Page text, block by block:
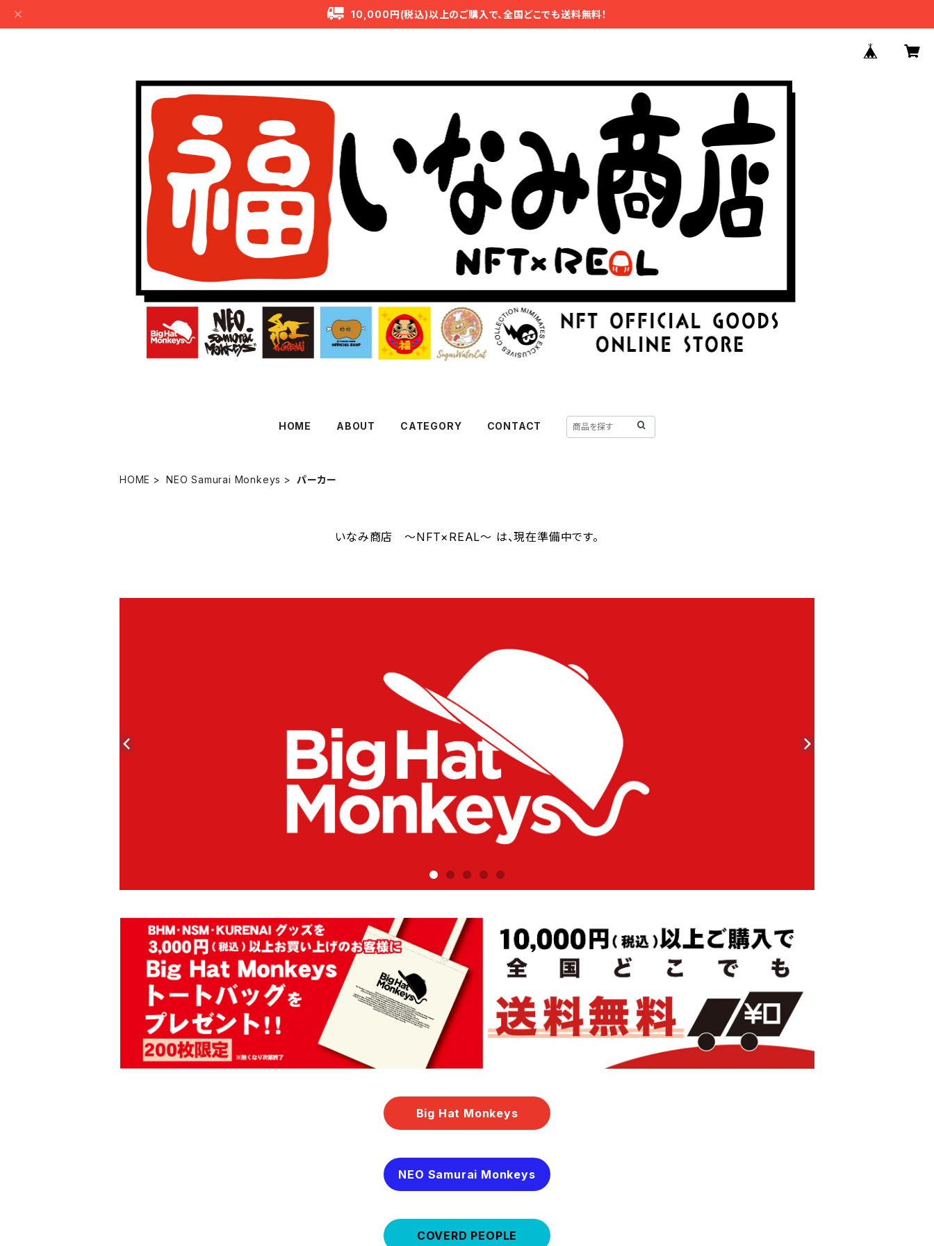
10,000円(税込)以上のご購入で、全国どこでも送料無料！
HOME ABOUT CATEGORY CONTACT
HOME NEO Samurai Monkeys パーカー
いなみ商店 ～NFT×REAL～ は、現在準備中です。
Big Hat Monkeys
NEO Samurai Monkeys
COVERD PEOPLE